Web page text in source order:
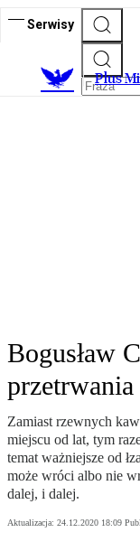
Serwisy
Plus
Bogusław
przetrwania
Zamiast rzewnych
miejscu od lat, tym
temat ważniejsze od
może wróci albo nie
dalej, i dalej.
Aktualizacja: 24.12.2020 18:09